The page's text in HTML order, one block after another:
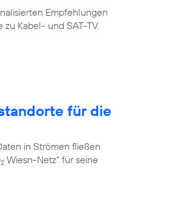
Empfehlungen
Kabel- und SAT-TV.
für die
in Strömen fließen
2 Wiesn-Netz“ für seine